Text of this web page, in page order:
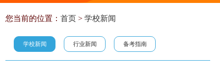
您当前的位置：首页 >学校新闻
学校新闻 行业新闻 备考指南